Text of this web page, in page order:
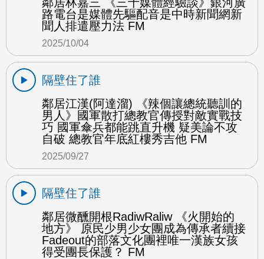
路電台是媒體先驅配音是中時新聞網新
聞人排遣壓力法 FM
2025/10/04
隔壁住了誰
鄰居江漢(阿達溜) 《辣個讓總統聽訓的
男人》國軍散打總教官傳授對敵實戰技
巧 國軍傘兵都能跳直升機 疑美論不攻
自破 總教官年底紅樓秀吉他 FM
2025/09/27
隔壁住了誰
鄰居微醺開根RadiwRaliw 《火開始的
地方》 原民少男少女團成為傳承者續接
Fadeout的部落文化團裡唯一漢族女孩
得受團長保護？ FM